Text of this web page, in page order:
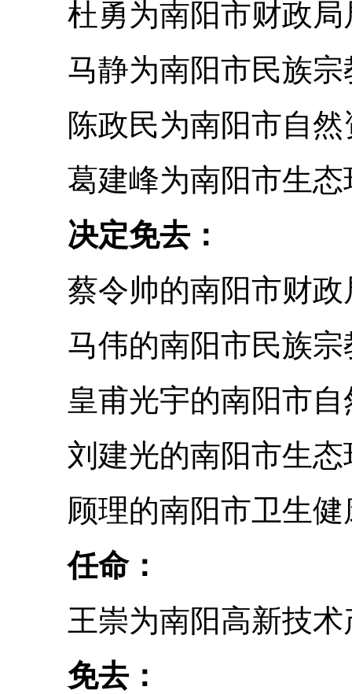
杜勇为南阳市财政局
马静为南阳市民族宗
陈政民为南阳市自然
葛建峰为南阳市生态
决定免去：
蔡令帅的南阳市财政
马伟的南阳市民族宗
皇甫光宇的南阳市自
刘建光的南阳市生态
顾理的南阳市卫生健
任命：
王崇为南阳高新技术
免去：